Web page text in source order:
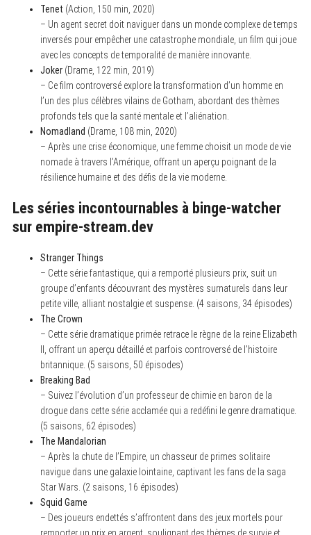
Tenet (Action, 150 min, 2020)
– Un agent secret doit naviguer dans un monde complexe de temps
inversés pour empêcher une catastrophe mondiale, un film qui joue
avec les concepts de temporalité de manière innovante.
Joker(Drame, 122 min, 2019)
– Ce film controversé explore la transformation d’un homme en
l’un des plus célèbres vilains de Gotham, abordant des thèmes
profonds tels que la santé mentale et l’aliénation.
Nomadland (Drame, 108 min, 2020)
– Après une crise économique, une femme choisit un mode de vie
nomade à travers l’Amérique, offrant un aperçu poignant de la
résilience humaine et des défis de la vie moderne.
Les séries incontournables à binge-watcher
sur empire-stream.dev
Stranger Things
– Cette série fantastique, qui a remporté plusieurs prix, suit un
groupe d’enfants découvrant des mystères surnaturels dans leur
petite ville, alliant nostalgie et suspense. (4 saisons, 34 épisodes)
The Crown
– Cette série dramatique primée retrace le règne de la reine Elizabeth
II, offrant un aperçu détaillé et parfois controversé de l’histoire
britannique. (5 saisons, 50 épisodes)
Breaking Bad
– Suivez l’évolution d’un professeur de chimie en baron de la
drogue dans cette série acclamée qui a redéfini le genre dramatique.
(5 saisons, 62 épisodes)
The Mandalorian
– Après la chute de l’Empire, un chasseur de primes solitaire
navigue dans une galaxie lointaine, captivant les fans de la saga
Star Wars. (2 saisons, 16 épisodes)
Squid Game
– Des joueurs endettés s’affrontent dans des jeux mortels pour